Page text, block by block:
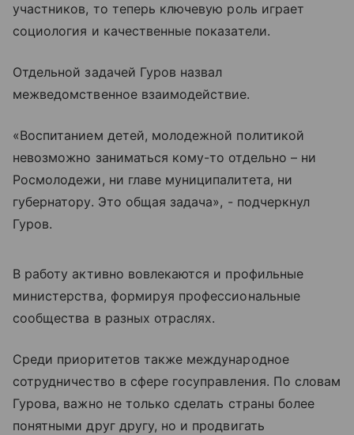
участников, то теперь ключевую роль играет
социология и качественные показатели.
Отдельной задачей Гуров назвал
межведомственное взаимодействие.
«Воспитанием детей, молодежной политикой
невозможно заниматься кому-то отдельно – ни
Росмолодежи, ни главе муниципалитета, ни
губернатору. Это общая задача», - подчеркнул
Гуров.
В работу активно вовлекаются и профильные
министерства, формируя профессиональные
сообщества в разных отраслях.
Среди приоритетов также международное
сотрудничество в сфере госуправления. По словам
Гурова, важно не только сделать страны более
понятными друг другу, но и продвигать